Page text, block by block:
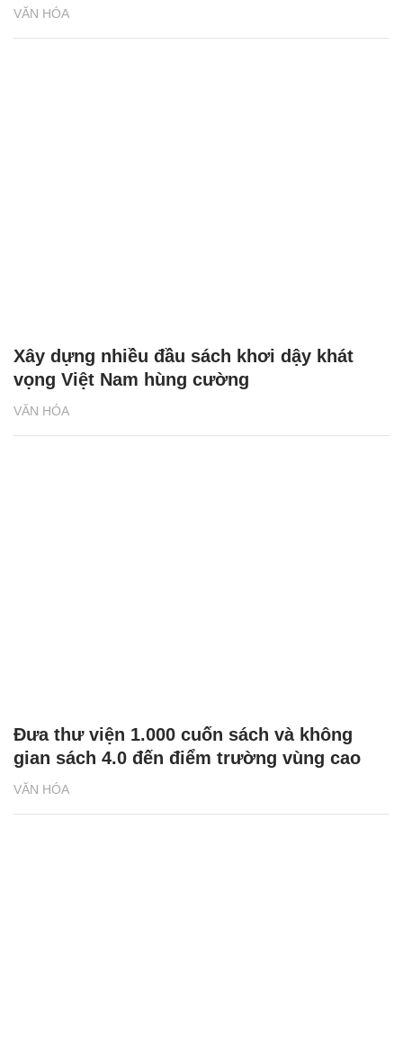
VĂN HÓA
VĂN HÓA
Xây dựng nhiều đầu sách khơi dậy khát
vọng Việt Nam hùng cường
VĂN HÓA
Đưa thư viện 1.000 cuốn sách và không
gian sách 4.0 đến điểm trường vùng cao